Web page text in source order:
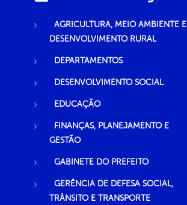
AGRICULTURA, MEIO AMBIENTE E
DESENVOLVIMENTO RURAL
DEPARTAMENTOS
DESENVOLVIMENTO SOCIAL
EDUCAÇÃO
FINANÇAS, PLANEJAMENTO E
GESTÃO
GABINETE DO PREFEITO
GERÊNCIA DE DEFESA SOCIAL,
TRÂNSITO E TRANSPORTE